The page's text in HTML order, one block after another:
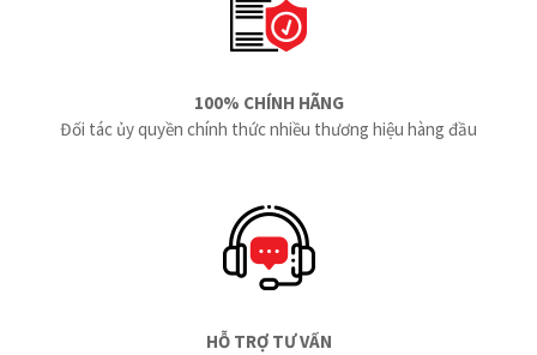
100% CHÍNH HÃNG
Đối tác ủy quyền chính thức nhiều thương hiệu hàng đầu
HỖ TRỢ TƯ VẤN